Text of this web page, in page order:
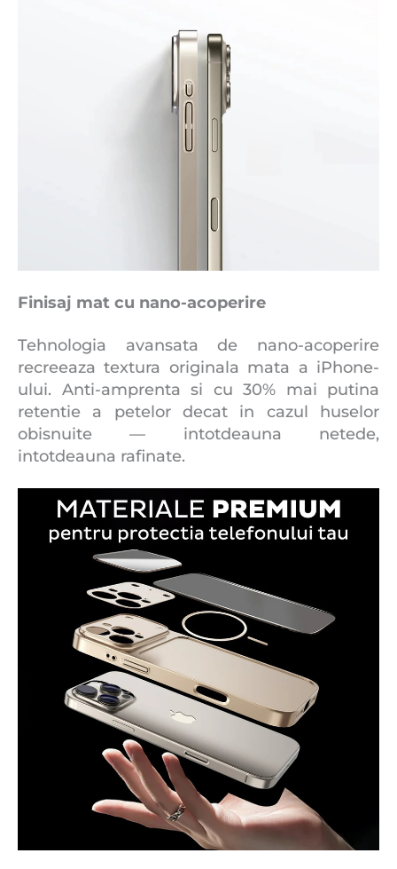
Finisaj mat cu nano-acoperire
Tehnologia avansata de nano-acoperire
recreeaza textura originala mata a iPhone-
ului. Anti-amprenta si cu 30% mai putina
retentie a petelor decat in ​​cazul huselor
obisnuite — intotdeauna netede,
intotdeauna rafinate.